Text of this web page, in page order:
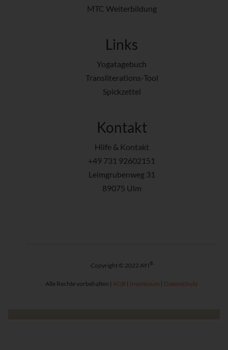
MTC Weiterbildung
Links
Yogatagebuch
Transliterations-Tool
Spickzettel
Kontakt
Hilfe & Kontakt
+49 731 92602151
Leimgrubenweg 31
89075 Ulm
Copyright © 2022 AYI ®
Alle Rechte vorbehalten | AGB | Impressum | Datenschutz